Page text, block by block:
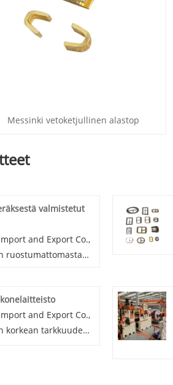
Messinki vetoketjullinen alastop
valmistetut
and Export Co.,
ruostumattomasta
ja niihin
useiden
on hyvä
and Export Co.,
korkean tarkkuuden